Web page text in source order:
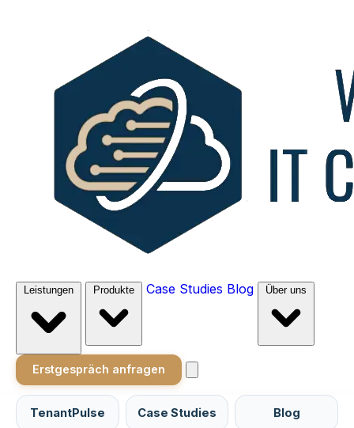
Case Studies Blog
Erstgespräch anfragen
TenantPulse Case Studies Blog